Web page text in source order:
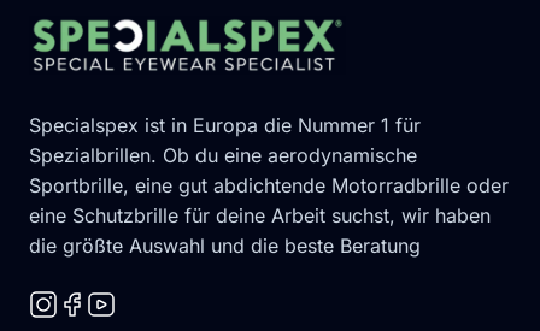
Specialspex ist in Europa die Nummer 1 für
Spezialbrillen. Ob du eine aerodynamische
Sportbrille, eine gut abdichtende Motorradbrille oder
eine Schutzbrille für deine Arbeit suchst, wir haben
die größte Auswahl und die beste Beratung